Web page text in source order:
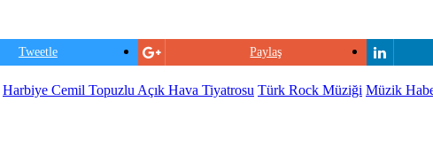
Tweetle Paylaş
Harbiye Cemil Topuzlu Açık Hava Tiyatrosu Türk Rock Müziği Müzik